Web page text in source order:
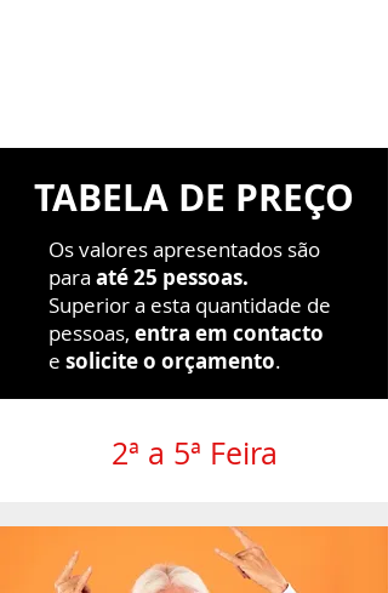
TABELA DE PREÇO
Os valores apresentados são
para até 25 pessoas.
Superior a esta quantidade de
pessoas, entra em contacto
e solicite o orçamento.
2ª a 5ª Feira